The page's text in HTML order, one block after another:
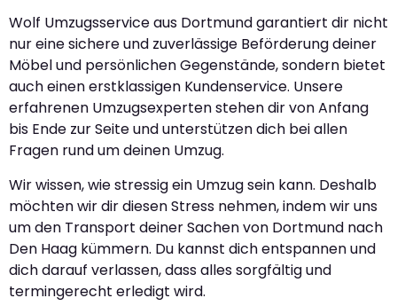
Wolf Umzugsservice aus Dortmund garantiert dir nicht
nur eine sichere und zuverlässige Beförderung deiner
Möbel und persönlichen Gegenstände, sondern bietet
auch einen erstklassigen Kundenservice. Unsere
erfahrenen Umzugsexperten stehen dir von Anfang
bis Ende zur Seite und unterstützen dich bei allen
Fragen rund um deinen Umzug.
Wir wissen, wie stressig ein Umzug sein kann. Deshalb
möchten wir dir diesen Stress nehmen, indem wir uns
um den Transport deiner Sachen von Dortmund nach
Den Haag kümmern. Du kannst dich entspannen und
dich darauf verlassen, dass alles sorgfältig und
termingerecht erledigt wird.